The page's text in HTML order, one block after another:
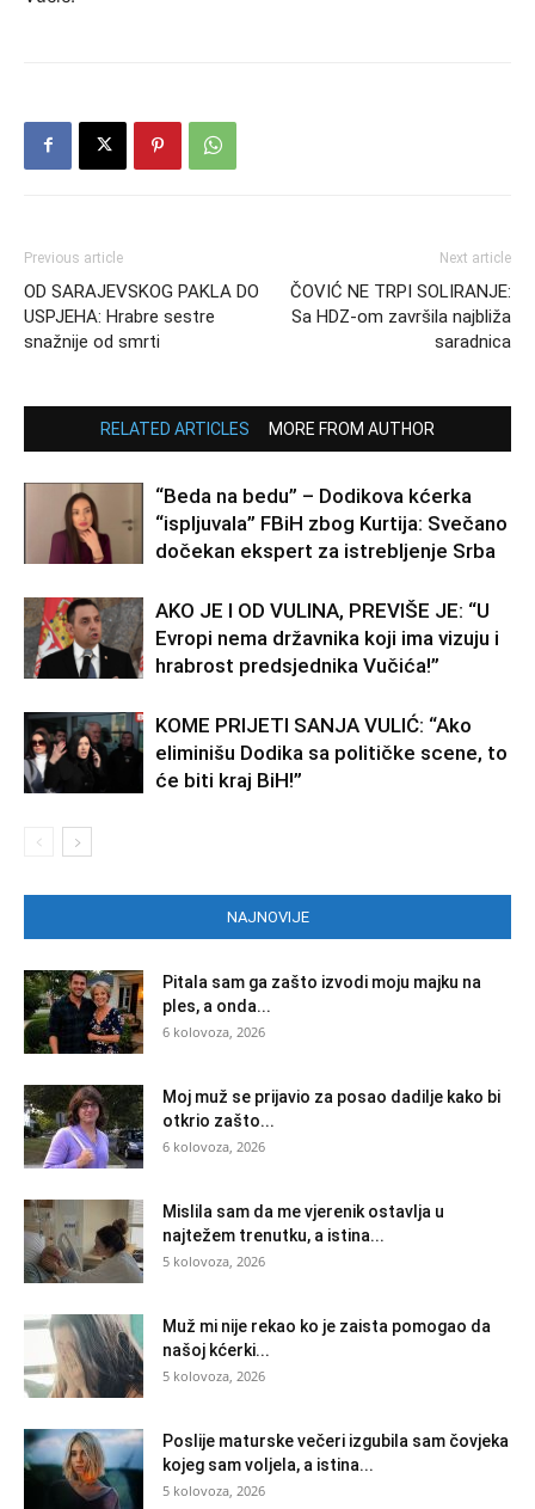
Previous article
OD SARAJEVSKOG PAKLA DO
USPJEHA: Hrabre sestre
snažnije od smrti
Next article
ČOVIĆ NE TRPI SOLIRANJE:
Sa HDZ-om završila najbliža
saradnica
RELATED ARTICLES MORE FROM AUTHOR
“Beda na bedu” – Dodikova kćerka
“ispljuvala” FBiH zbog Kurtija: Svečano
dočekan ekspert za istrebljenje Srba
AKO JE I OD VULINA, PREVIŠE JE: “U
Evropi nema državnika koji ima vizuju i
hrabrost predsjednika Vučića!”
KOME PRIJETI SANJA VULIĆ: “Ako
eliminišu Dodika sa političke scene, to
će biti kraj BiH!”
NAJNOVIJE
Pitala sam ga zašto izvodi moju majku na
ples, a onda...
6 kolovoza, 2026
Moj muž se prijavio za posao dadilje kako bi
otkrio zašto...
6 kolovoza, 2026
Mislila sam da me vjerenik ostavlja u
najtežem trenutku, a istina...
5 kolovoza, 2026
Muž mi nije rekao ko je zaista pomogao da
našoj kćerki...
5 kolovoza, 2026
Poslije maturske večeri izgubila sam čovjeka
kojeg sam voljela, a istina...
5 kolovoza, 2026